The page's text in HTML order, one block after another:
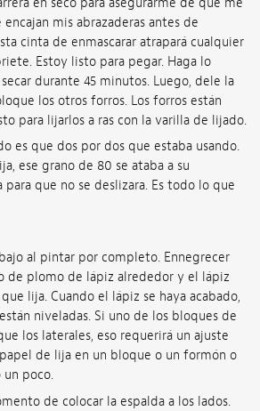
mis abrazaderas antes de
cinta de enmascarar atrapará cualquier
Estoy listo para pegar. Haga lo
durante 45 minutos. Luego, dele la
los otros forros. Los forros están
para lijarlos a ras con la varilla de lijado.
es que dos por dos que estaba usando.
ese grano de 80 se ataba a su
que no se deslizara. Es todo lo que
al pintar por completo. Ennegrecer
de plomo de lápiz alrededor y el lápiz
lija. Cuando el lápiz se haya acabado,
niveladas. Si uno de los bloques de
los laterales, eso requerirá un ajuste
de lija en un bloque o un formón o
un poco.
de colocar la espalda a los lados.